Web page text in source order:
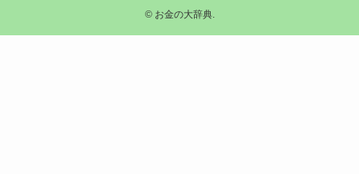
©お金の大辞典.